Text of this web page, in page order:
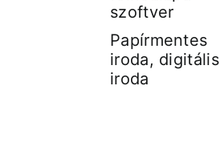
szoftver
Papírmentes
iroda, digitális
iroda